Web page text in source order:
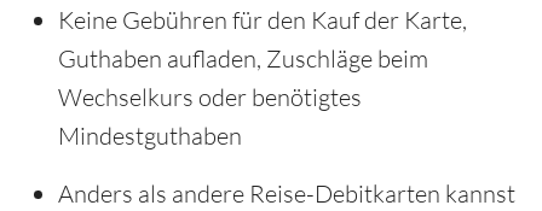
Keine Gebühren für den Kauf der Karte,
Guthaben aufladen, Zuschläge beim
Wechselkurs oder benötigtes
Mindestguthaben
Anders als andere Reise-Debitkarten kannst